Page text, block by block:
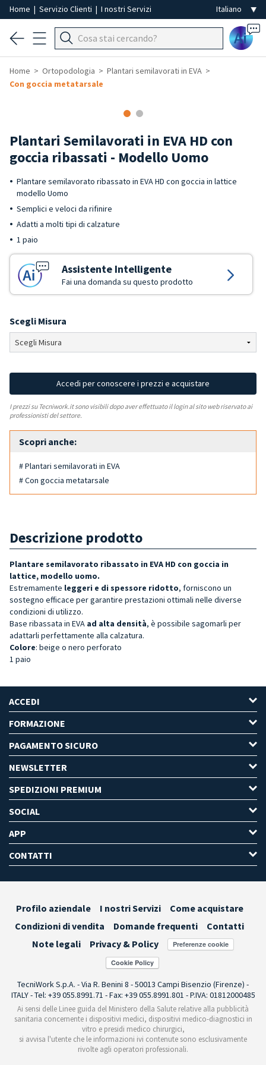
Home | Servizio Clienti | I nostri Servizi
Ai
Home Ortopodologia
Plantari semilavorati in EVA
Con goccia metatarsale
Plantari Semilavorati in EVA HD con
goccia ribassati - Modello Uomo
Plantare semilavorato ribassato in EVA HD con goccia in lattice
modello Uomo
Semplici e veloci da rifinire
Adatti a molti tipi di calzature
1 paio
Assistente Intelligente
Fai una domanda su questo prodotto
Scegli Misura
Accedi per conoscere i prezzi e acquistare
I prezzi su Tecniwork.it sono visibili dopo aver effettuato il login al sito web riservato ai
professionisti del settore.
Scopri anche:
# Plantari semilavorati in EVA
# Con goccia metatarsale
Descrizione prodotto
Plantare semilavorato ribassato in EVA HD con goccia in
lattice, modello uomo.
Estremamente leggeri e di spessore ridotto, forniscono un
sostegno efficace per garantire prestazioni ottimali nelle diverse
condizioni di utilizzo.
Base ribassata in EVA ad alta densità, è possibile sagomarli per
adattarli perfettamente alla calzatura.
Colore: beige o nero perforato
1 paio
ACCEDI
FORMAZIONE
PAGAMENTO SICURO
NEWSLETTER
SPEDIZIONI PREMIUM
SOCIAL
APP
CONTATTI
Profilo aziendale I nostri Servizi
Come acquistare
Condizioni di vendita
Domande frequenti
Contatti
Note legali
Privacy & Policy Preferenze cookie
TecniWork S.p.A. - Via R. Benini 8 - 50013 Campi Bisenzio (Firenze) -
ITALY - Tel: +39 055.8991.71 - Fax: +39 055.8991.801 - P.IVA: 01812000485
Ai sensi delle Linee guida del Ministero della Salute relative alla pubblicità
sanitaria concernente i dispositivi medici, dispositivi medico-diagnostici in
vitro e presidi medico chirurgici,
si avvisa l'utente che le informazioni ivi contenute sono esclusivamente
rivolte agli operatori professionali.